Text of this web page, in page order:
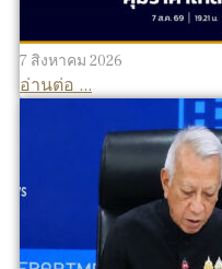
7 สิงหาคม 2026
อ่านต่อ ...